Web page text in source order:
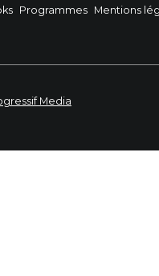
Programmes Mentions
Media